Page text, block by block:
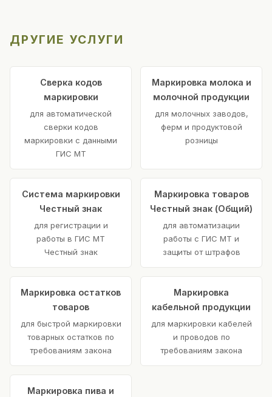
ДРУГИЕ УСЛУГИ
Сверка кодов
маркировки
для автоматической
сверки кодов
маркировки с данными
ГИС МТ
Маркировка молока и
молочной продукции
для молочных заводов,
ферм и продуктовой
розницы
Система маркировки
Честный знак
для регистрации и
работы в ГИС МТ
Честный знак
Маркировка товаров
Честный знак (Общий)
для автоматизации
работы с ГИС МТ и
защиты от штрафов
Маркировка остатков
товаров
для быстрой маркировки
товарных остатков по
требованиям закона
Маркировка
кабельной продукции
для маркировки кабелей
и проводов по
требованиям закона
Маркировка пива и